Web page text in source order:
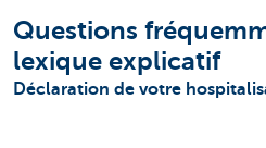
Questions
lexique explicatif
Déclaration de votre